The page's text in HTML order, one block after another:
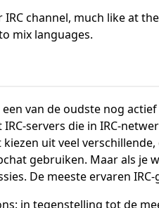
channel, much like at
mix languages.
een van de oudste nog
servers die in IRC-
uit veel
gebruiken. Maar als je
De meeste ervaren
in tegenstelling tot de